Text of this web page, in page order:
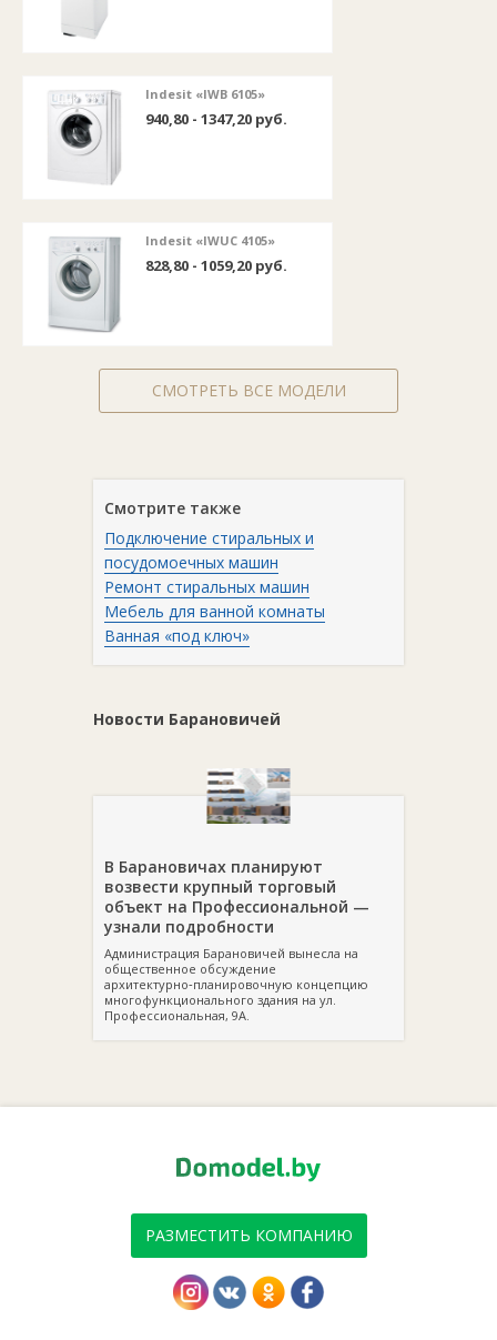
Indesit «IWB 6105»
940,80 - 1347,20 руб.
Indesit «IWUC 4105»
828,80 - 1059,20 руб.
СМОТРЕТЬ ВСЕ МОДЕЛИ
Смотрите также
Подключение стиральных и
посудомоечных машин
Ремонт стиральных машин
Мебель для ванной комнаты
Ванная «под ключ»
Новости Барановичей
В Барановичах планируют
возвести крупный торговый
объект на Профессиональной —
узнали подробности
Администрация Барановичей вынесла на
общественное обсуждение
архитектурно‑планировочную концепцию
многофункционального здания на ул.
Профессиональная, 9А.
РАЗМЕСТИТЬ КОМПАНИЮ